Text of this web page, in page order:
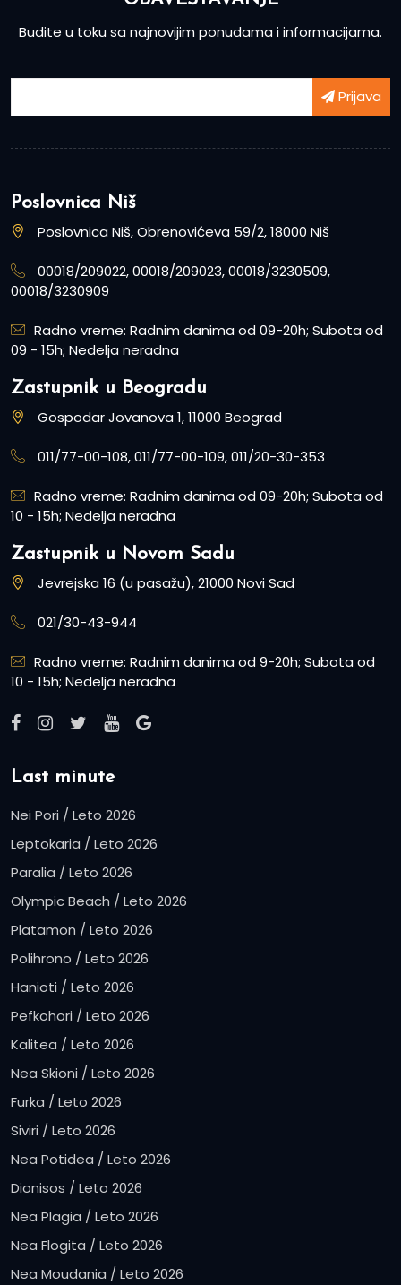
Budite u toku sa najnovijim ponudama i informacijama.
Prijava
Poslovnica Niš
Poslovnica Niš, Obrenovićeva 59/2, 18000 Niš
00018/209022, 00018/209023, 00018/3230509,
00018/3230909
Radno vreme: Radnim danima od 09-20h; Subota od
09 - 15h; Nedelja neradna
Zastupnik u Beogradu
Gospodar Jovanova 1, 11000 Beograd
011/77-00-108, 011/77-00-109, 011/20-30-353
Radno vreme: Radnim danima od 09-20h; Subota od
10 - 15h; Nedelja neradna
Zastupnik u Novom Sadu
Jevrejska 16 (u pasažu), 21000 Novi Sad
021/30-43-944
Radno vreme: Radnim danima od 9-20h; Subota od
10 - 15h; Nedelja neradna
Last minute
Nei Pori / Leto 2026
Leptokaria / Leto 2026
Paralia / Leto 2026
Olympic Beach / Leto 2026
Platamon / Leto 2026
Polihrono / Leto 2026
Hanioti / Leto 2026
Pefkohori / Leto 2026
Kalitea / Leto 2026
Nea Skioni / Leto 2026
Furka / Leto 2026
Siviri / Leto 2026
Nea Potidea / Leto 2026
Dionisos / Leto 2026
Nea Plagia / Leto 2026
Nea Flogita / Leto 2026
Nea Moudania / Leto 2026